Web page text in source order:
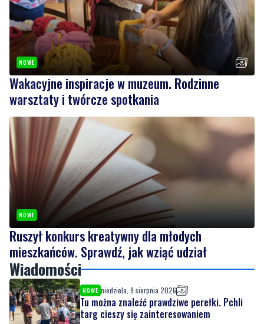
NOWE
Wakacyjne inspiracje w muzeum. Rodzinne
warsztaty i twórcze spotkania
NOWE
Ruszył konkurs kreatywny dla młodych
mieszkańców. Sprawdź, jak wziąć udział
Wiadomości